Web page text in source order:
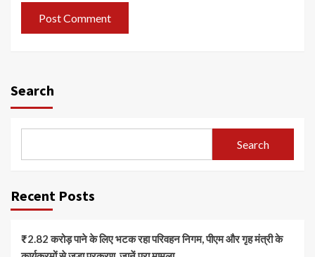
Search
Search
Recent Posts
₹2.82 करोड़ पाने के लिए भटक रहा परिवहन निगम, पीएम और गृह मंत्री के